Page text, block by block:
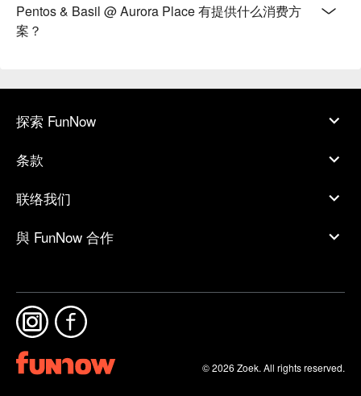
Pentos & Basil @ Aurora Place 有提供什么消费方
案？
探索 FunNow
条款
联络我们
與 FunNow 合作
© 2026 Zoek. All rights reserved.